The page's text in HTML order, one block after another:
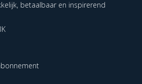
betaalbaar en inspirerend